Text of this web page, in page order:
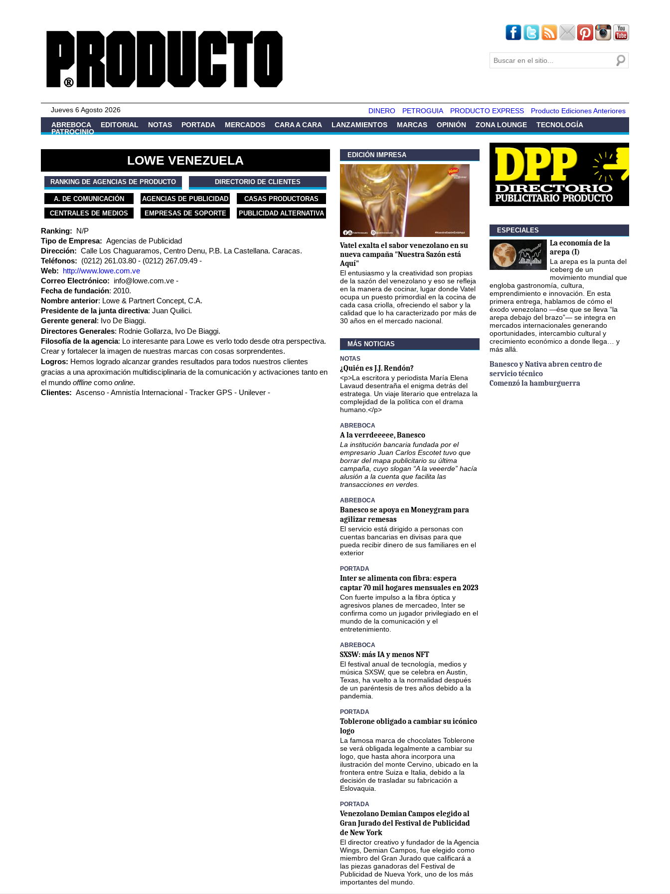
búsqueda
Buscar
Jueves 6 Agosto 2026 Producto Ediciones Anteriores
PRODUCTO EXPRESS
PETROGUIA
DINERO
ABREBOCA
EDITORIAL NOTAS PORTADA MERCADOS CARA A CARA LANZAMIENTOS MARCAS OPINIÓN ZONA LOUNGE
TECNOLOGÍA
PATROCINIO
LOWE VENEZUELA
RANKING DE AGENCIAS DE PRODUCTO DIRECTORIO DE CLIENTES
A. DE COMUNICACIÓN AGENCIAS DE PUBLICIDAD
CASAS PRODUCTORAS
CENTRALES DE MEDIOS
EMPRESAS DE SOPORTE PUBLICIDAD ALTERNATIVA
Ranking: N/P
Tipo de Empresa: Agencias de Publicidad
Dirección: Calle Los Chaguaramos, Centro Denu, P.B. La Castellana. Caracas.
Teléfonos: (0212) 261.03.80
(0212) 267.09.49
Web: http://www.lowe.com.ve
Correo Electrónico: info@lowe.com.ve
Fecha de fundación: 2010.
Nombre anterior: Lowe & Partnert Concept, C.A.
Presidente de la junta directiva: Juan Quilici.
Gerente general: Ivo De Biaggi.
Directores Generales: Rodnie Gollarza, Ivo De Biaggi.
Filosofía de la agencia: Lo interesante para Lowe es verlo todo desde otra perspectiva.
Crear y fortalecer la imagen de nuestras marcas con cosas sorprendentes.
Logros: Hemos logrado alcanzar grandes resultados para todos nuestros clientes
gracias a una aproximación multidisciplinaria de la comunicación y activaciones tanto en
el mundo offline como online.
Clientes: Ascenso Amnistía Internacional Tracker GPS Unilever
EDICIÓN IMPRESA
Vatel exalta el sabor venezolano en su
nueva campaña "Nuestra Sazón está
Aquí"
El entusiasmo y la creatividad son propias
de la sazón del venezolano y eso se refleja
en la manera de cocinar, lugar donde Vatel
ocupa un puesto primordial en la cocina de
cada casa criolla, ofreciendo el sabor y la
calidad que lo ha caracterizado por más de
30 años en el mercado nacional.
MÁS NOTICIAS
NOTAS
¿Quién es J.J. Rendón?
<p>La escritora y periodista María Elena
Lavaud desentraña el enigma detrás del
estratega. Un viaje literario que entrelaza la
complejidad de la política con el drama
humano.</p>
ABREBOCA
A la verrdeeeee, Banesco
La institución bancaria fundada por el
empresario Juan Carlos Escotet tuvo que
borrar del mapa publicitario su última
campaña, cuyo slogan “A la veeerde” hacía
alusión a la cuenta que facilita las
transacciones en verdes.
ABREBOCA
Banesco se apoya en Moneygram para
agilizar remesas
El servicio está dirigido a personas con
cuentas bancarias en divisas para que
pueda recibir dinero de sus familiares en el
exterior
PORTADA
Inter se alimenta con fibra: espera
captar 70 mil hogares mensuales en 2023
Con fuerte impulso a la fibra óptica y
agresivos planes de mercadeo, Inter se
confirma como un jugador privilegiado en el
mundo de la comunicación y el
entretenimiento.
ABREBOCA
SXSW: más IA y menos NFT
El festival anual de tecnología, medios y
música SXSW, que se celebra en Austin,
Texas, ha vuelto a la normalidad después
de un paréntesis de tres años debido a la
pandemia.
PORTADA
Toblerone obligado a cambiar su icónico
logo
La famosa marca de chocolates Toblerone
se verá obligada legalmente a cambiar su
logo, que hasta ahora incorpora una
ilustración del monte Cervino, ubicado en la
frontera entre Suiza e Italia, debido a la
decisión de trasladar su fabricación a
Eslovaquia.
PORTADA
Venezolano Demian Campos elegido al
Gran Jurado del Festival de Publicidad
de New York
El director creativo y fundador de la Agencia
Wings, Demian Campos, fue elegido como
miembro del Gran Jurado que calificará a
las piezas ganadoras del Festival de
Publicidad de Nueva York, uno de los más
importantes del mundo.
ESPECIALES
La economía de la
arepa (I)
La arepa es la punta del
iceberg de un
movimiento mundial que
engloba gastronomía, cultura,
emprendimiento e innovación. En esta
primera entrega, hablamos de cómo el
éxodo venezolano —ése que se lleva “la
arepa debajo del brazo”— se integra en
mercados internacionales generando
oportunidades, intercambio cultural y
crecimiento económico a donde llega… y
más allá.
Banesco y Nativa abren centro de
servicio técnico
Comenzó la hamburguerra